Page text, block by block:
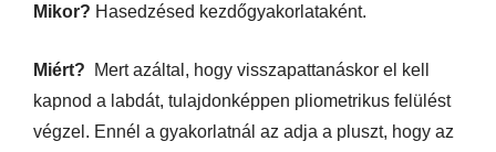
Mikor? Hasedzésed kezdőgyakorlataként.
Miért? Mert azáltal, hogy visszapattanáskor el kell
kapnod a labdát, tulajdonképpen pliometrikus felülést
végzel. Ennél a gyakorlatnál az adja a pluszt, hogy az